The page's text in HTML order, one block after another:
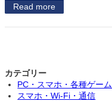
Read more
カテゴリー
PC・スマホ・各種ゲーム
スマホ・Wi-Fi・通信